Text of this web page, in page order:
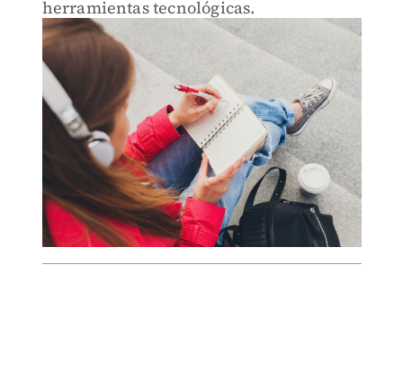
herramientas tecnológicas.